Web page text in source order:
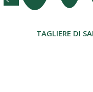
500GR
TAGLIERE DI